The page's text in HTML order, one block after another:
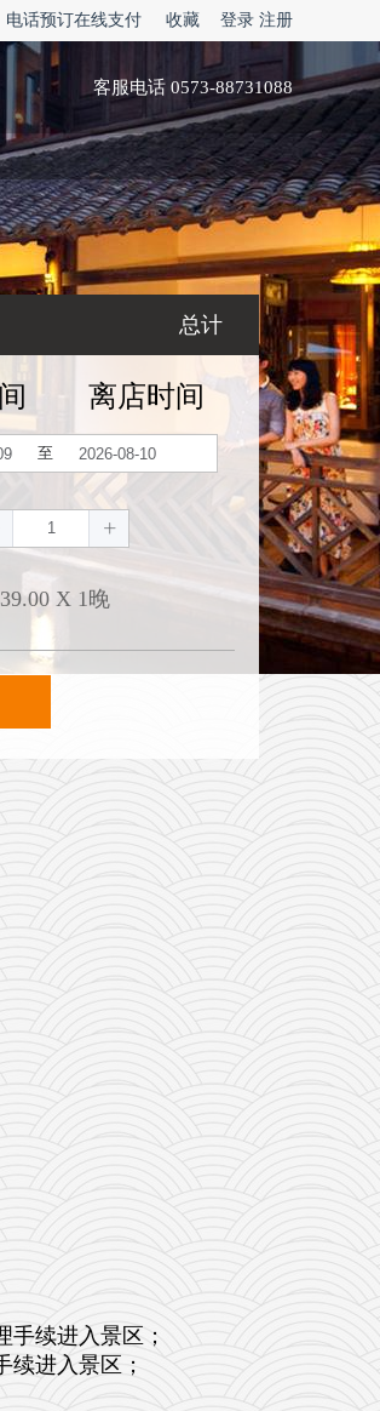
电话预订在线支付 收藏 登录 注册
客服电话 0573-88731088
总计
离店时间
至
X 1晚
续进入景区；
进入景区；